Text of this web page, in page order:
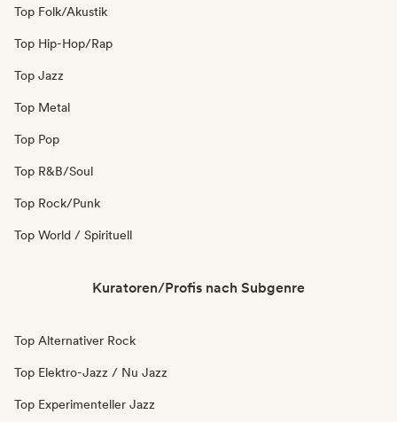
Top Folk/Akustik
Top Hip-Hop/Rap
Top Jazz
Top Metal
Top Pop
Top R&B/Soul
Top Rock/Punk
Top World / Spirituell
Kuratoren/Profis nach Subgenre
Top Alternativer Rock
Top Elektro-Jazz / Nu Jazz
Top Experimenteller Jazz